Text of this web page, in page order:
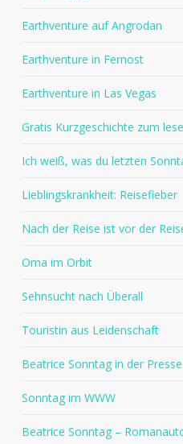
Earthventure auf Angrodan
Earthventure in Fernost
Earthventure in Las Vegas
Gratis Kurzgeschichte zum
Ich weiß, was du letzten
Lieblingskrankheit: Reisefieber
Nach der Reise ist vor der
Oma im Orbit
Sehnsucht nach Überall
Touristin aus Leidenschaft
Beatrice Sonntag in der Presse
Sonntag im WWW
Beatrice Sonntag –